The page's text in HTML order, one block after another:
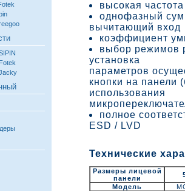
высокая
однофазный
вычитающий вход
коэффициент
выбор режимов
установка
параметров
кнопки на панели
использования
полное
ESD / LVD
Технические
Размеры лицевой
панели
Модель